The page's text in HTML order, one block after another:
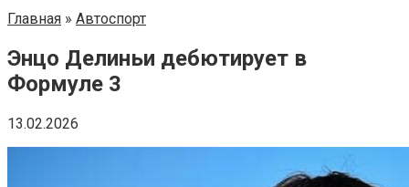
Главная » Автоспорт
Энцо Делиньи дебютирует в
Формуле 3
13.02.2026